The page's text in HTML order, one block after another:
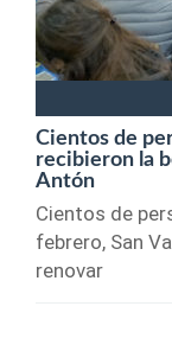
Cientos de
recibieron la
Antón
Cientos de
febrero, San
renovar